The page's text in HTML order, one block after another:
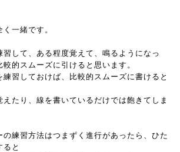
一緒です。
して、ある程度覚えて、鳴るようになっ
的スムーズに引けると思います。
習しておけば、比較的スムーズに書けると
えたり、線を書いているだけでは飽きてしま
の練習方法はつまずく進行があったら、ひた
ると